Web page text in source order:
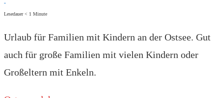
Lesedauer < 1 Minute
Urlaub für Familien mit Kindern an der Ostsee. Gut
auch für große Familien mit vielen Kindern oder
Großeltern mit Enkeln.